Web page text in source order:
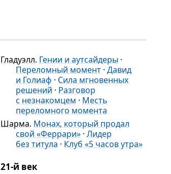
Гладуэлл. Гении и аутсайдеры ·
Переломный момент · Давид
и Голиаф · Сила мгновенных
решений · Разговор
с незнакомцем · Месть
переломного момента
Шарма. Монах, который продал
свой «Феррари» · Лидер
без титула · Клуб «5 часов утра»
21-й век